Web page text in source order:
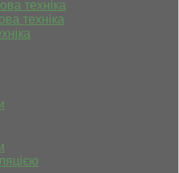
техніка
техніка